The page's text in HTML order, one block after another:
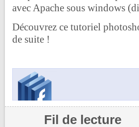
avec Apache sous windows
Découvrez ce tutoriel
de suite !
Fil de lecture